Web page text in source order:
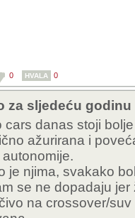
0 HVALA 0
za sljedeću
cars danas stoji
ažurirana i
je njima, svakako
se ne dopadaju
na crossover/